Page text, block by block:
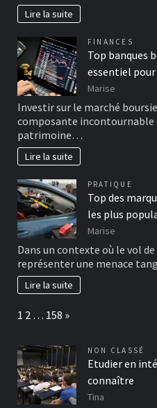
Lire la suite
FINANCES
Top banques
essentiel
Marise
Investir sur le marché
composante incontournable
patrimoine…
Lire la suite
PRATIQUE
Top des
les plus
Marise
Dans un contexte où le vol
représenter une menace
Lire la suite
Page:
1 2 … 158 Next
»
NON CLASSÉ
Etudier en
connaître
Tina